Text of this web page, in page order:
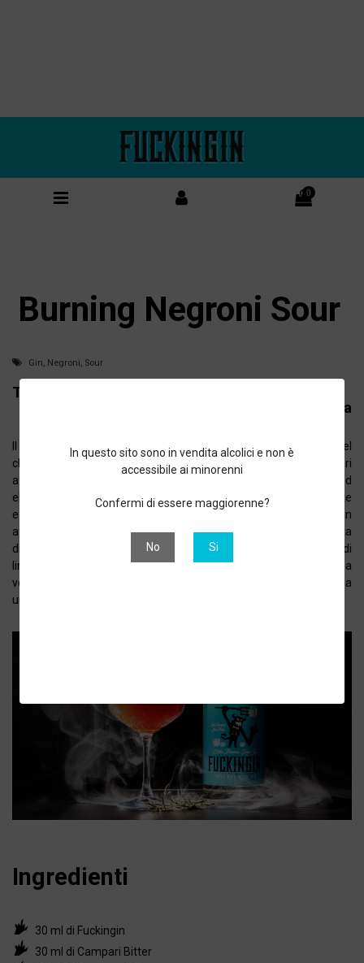
In questo sito sono in vendita alcolici e non è
accessibile ai minorenni
Confermi di essere maggiorenne?
No Si
0
Burning Negroni Sour
Gin, Negroni, Sour
Tempo di preparazione: 6 min
Difficoltà ricetta: Media
Il Burning Negroni Sour è una variante intrigante e innovativa del
classico Negroni, caratterizzata da una combinazione di sapori
affumicati e aciduli, che lo rendono un cocktail complesso ed
elegante. La sua particolarità sta nell'aggiunta di note affumicate
e speziate, che possono derivare da ingredienti come un gin
affumicato, un bitter particolarmente aromatico o una spruzzata
di mezcal. Il tutto viene bilanciato dalla presenza del succo di
limone o lime, che dona una piacevole acidità, e dalla consistenza
vellutata dell'albume d'uovo (o un sostituto vegano), che regala
una texture soffice e avvolgente.
Ingredienti
30 ml di Fuckingin
30 ml di Campari Bitter